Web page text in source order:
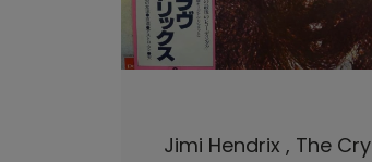
Jimi Hendrix , The Cry
DO KOSZYKA